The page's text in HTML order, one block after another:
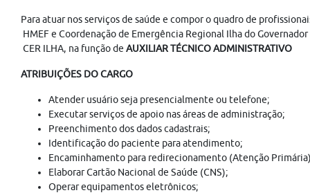
Para atuar nos serviços de saúde e compor o quadro de
HMEF e Coordenação de Emergência Regional Ilha do Governador
CER ILHA, na função de AUXILIAR TÉCNICO ADMINISTRATIVO
ATRIBUIÇÕES DO CARGO
Atender usuário seja presencialmente ou telefone;
Executar serviços de apoio nas áreas de administração;
Preenchimento dos dados cadastrais;
Identificação do paciente para atendimento;
Encaminhamento para redirecionamento (Atenção
Elaborar Cartão Nacional de Saúde (CNS);
Operar equipamentos eletrônicos;